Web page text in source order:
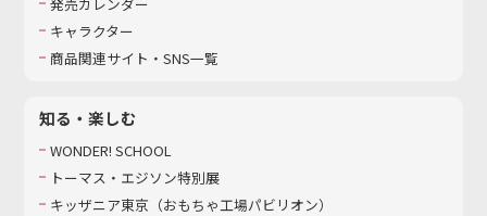
キャラクター
商品関連サイト・SNS一覧
知る・楽しむ
WONDER! SCHOOL
トーマス・エジソン特別展
キッザニア東京（おもちゃ工場パビリオン）​